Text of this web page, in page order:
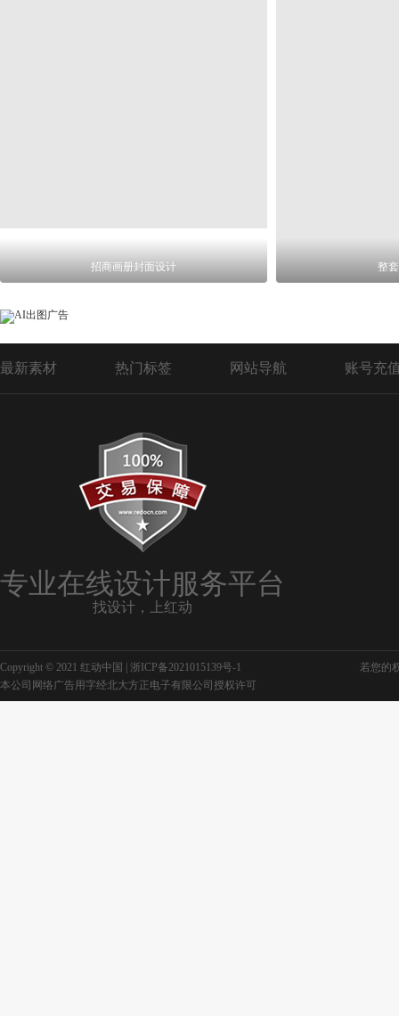
招商画册封面设计 整
最新素材 热门标签 网站导航 账号充
专业在线设计服务平台
找设计，上红动
Copyright © 2021 红动中国 | 浙ICP备2021015139号-1
若您的
本公司网络广告用字经北大方正电子有限公司授权许可